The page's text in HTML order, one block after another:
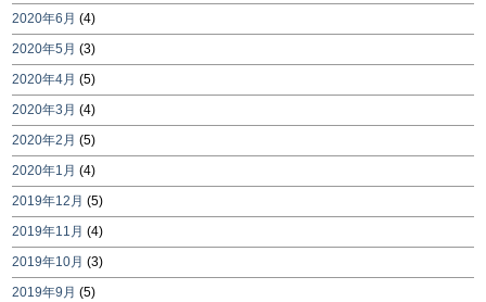
2020年6月 (4)
2020年5月 (3)
2020年4月 (5)
2020年3月 (4)
2020年2月 (5)
2020年1月 (4)
2019年12月 (5)
2019年11月 (4)
2019年10月 (3)
2019年9月 (5)